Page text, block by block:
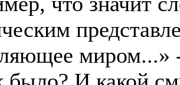
миром...» -